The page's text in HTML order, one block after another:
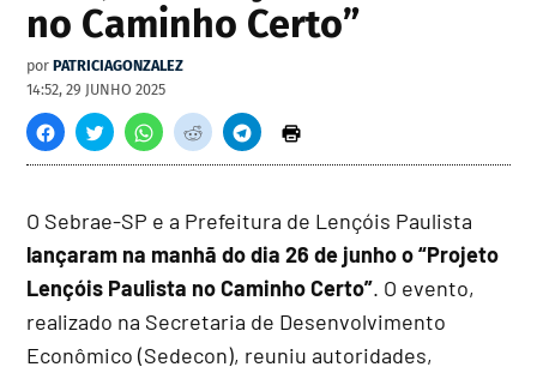
no Caminho Certo”
por PATRICIAGONZALEZ
14:52, 29 JUNHO 2025
O Sebrae-SP e a Prefeitura de Lençóis Paulista
lançaram na manhã do dia 26 de junho o “Projeto
Lençóis Paulista no Caminho Certo”. O evento,
realizado na Secretaria de Desenvolvimento
Econômico (Sedecon), reuniu autoridades,